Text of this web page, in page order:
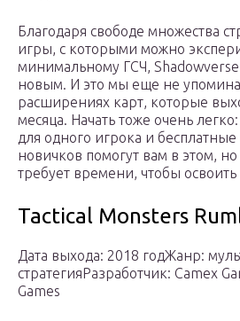
Благодаря свободе множества
игры, с которыми можно
минимальному ГСЧ, Shadowverse
новым. И это мы еще не
расширениях карт, которые
месяца. Начать тоже очень
для одного игрока и
новичков помогут вам в этом,
требует времени, чтобы освоить
Tactical Monsters
Дата выхода: 2018 годЖанр:
стратегияРазработчик: Camex
Games